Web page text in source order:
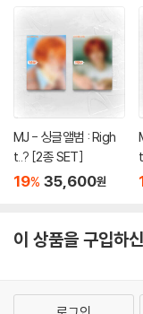
MJ - 싱글앨범 : Righ
t..? [2종 SET]
19% 35,600원
이 상품을 구입하